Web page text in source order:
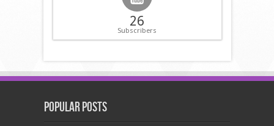
26
Subscribers
Popular Posts